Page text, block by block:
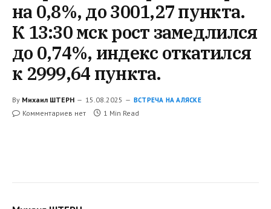
на 0,8%, до 3001,27 пункта.
К 13:30 мск рост замедлился
до 0,74%, индекс откатился
к 2999,64 пункта.
By Михаил ШТЕРН 15.08.2025 ВСТРЕЧА НА АЛЯСКЕ
Комментариев нет 1 Min Read